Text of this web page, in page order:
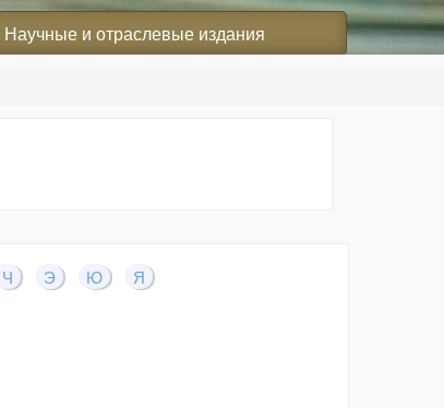
Научные и отраслевые издания
Ч Э Ю
Я